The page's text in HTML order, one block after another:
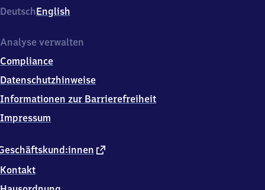
West,
Regenbergstr.
9
5
4
Zella-
Mehlis
DeutschEnglish
externer
Kontakt
Analyse verwalten
Compliance
Datenschutzhinweise
Informationen zur Barrierefreiheit
Impressum